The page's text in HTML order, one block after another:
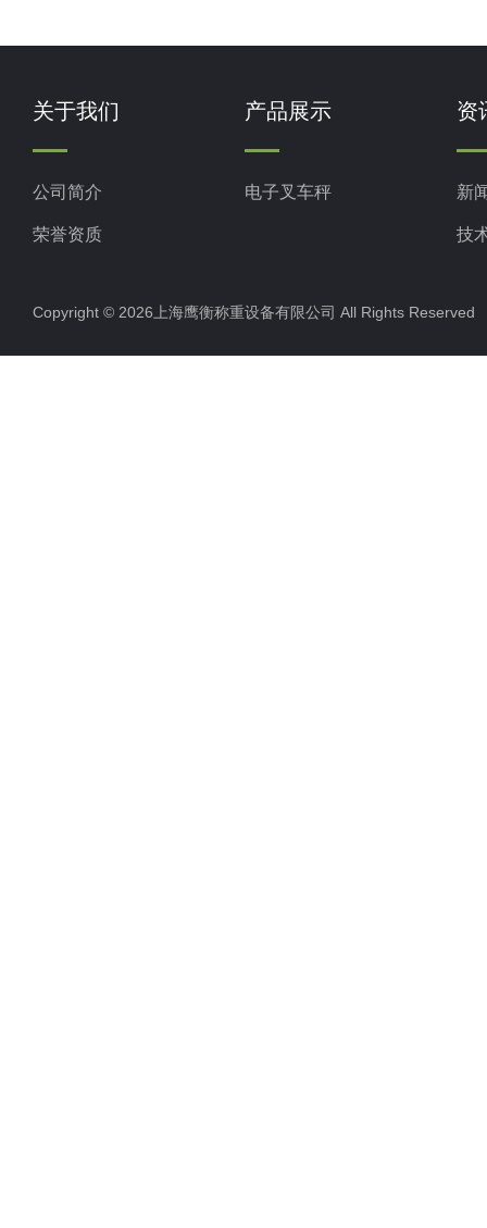
关于我们
公司简介
荣誉资质
产品展示
电子叉车秤
资
新
技
Copyright © 2026上海鹰衡称重设备有限公司 All Rights